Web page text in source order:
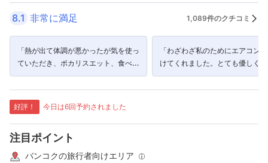
8.1 非常に満足 1,089件のクチコミ
「熱が出て体調が悪かったが気を使っ
ていただき、ポカリスエット、食べ
物、水を無料で提供していただい
た。」
「わざわざ私のためにエアコン
けてくれました。とても優しく
てなしのあるホストでした。」
好評！ 今日は6回予約されました
注目ポイント
バンコクの旅行者向けエリア